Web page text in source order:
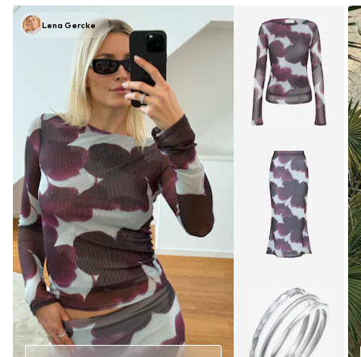
Lena Gercke